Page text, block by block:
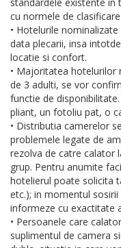
cu normele de
• Hotelurile
data plecarii, insa
locatie si confort.
• Majoritatea hotelurilor
de 3 adulti, se vor
functie de
pliant, un fotoliu pat, o
• Distributia camerelor
problemele legate de
rezolva de catre calator
grup. Pentru anumite
hotelierul poate solicita
etc.); in momentul
informeze cu exactitate
• Persoanele care
suplimentul de camera